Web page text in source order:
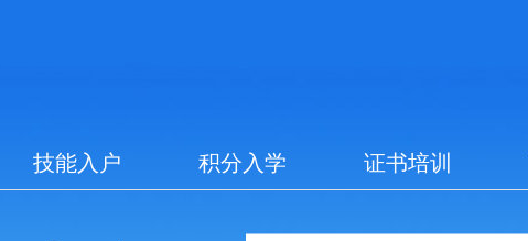
技能入户 积分入学 证书培训